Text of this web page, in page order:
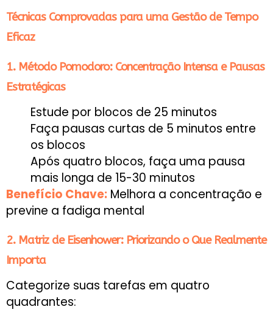
Técnicas Comprovadas para uma Gestão de Tempo
Eficaz
1. Método Pomodoro: Concentração Intensa e Pausas
Estratégicas
Estude por blocos de 25 minutos
Faça pausas curtas de 5 minutos entre
os blocos
Após quatro blocos, faça uma pausa
mais longa de 15-30 minutos
Benefício Chave: Melhora a concentração e
previne a fadiga mental
2. Matriz de Eisenhower: Priorizando o Que Realmente
Importa
Categorize suas tarefas em quatro
quadrantes: